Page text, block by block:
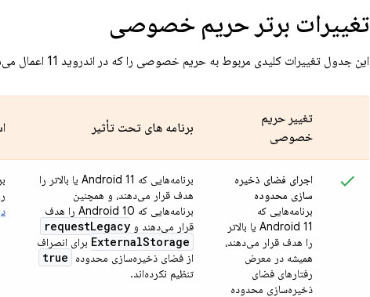
تغییرات برتر حریم خصوصی
این جدول تغییرات کلیدی مربوط به حریم خصوصی را که در اندروید 11 اعمال می‌شوند، خلاصه می‌کند.
تغییر حریم
خصوصی
برنامه های تحت تأثیر
اجرای فضای ذخیره
سازی محدوده
برنامه‌هایی که
Android 11 یا بالاتر
را هدف قرار می‌دهند،
همیشه در معرض
رفتارهای فضای
ذخیره‌سازی محدوده
برنامه‌هایی که Android 11 یا بالاتر را
هدف قرار می‌دهند، و همچنین
برنامه‌هایی که Android 10 را هدف
قرار می‌دهند و
requestLegacy
ExternalStorage
برای انصراف
از فضای ذخیره‌سازی محدوده
true
تنظیم نکرده‌اند.